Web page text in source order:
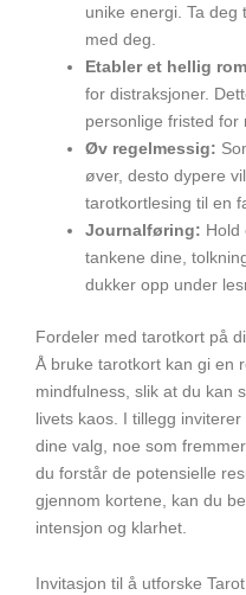
unike energi. Ta
med deg.
Etabler et hellig
for distraksjoner.
personlige fristed for
Øv regelmessig:
øver, desto dypere
tarotkortlesing til en
Journalføring: Hold
tankene dine,
dukker opp under
Fordeler med tarotkort på
Å bruke tarotkort kan gi en
mindfulness, slik at du kan
livets kaos. I tillegg
dine valg, noe som
du forstår de potensielle
gjennom kortene, kan du
intensjon og klarhet.
Invitasjon til å utforske Tarot